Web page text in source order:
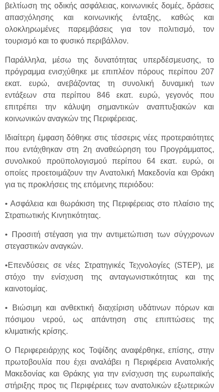
βελτίωση της οδικής ασφάλειας, κοινωνικές δομές, δράσεις
απασχόλησης και κοινωνικής ένταξης, καθώς και
ολοκληρωμένες παρεμβάσεις για τον πολιτισμό, τον
τουρισμό και το φυσικό περιβάλλον.
Παράλληλα, μέσω της δυνατότητας υπερδέσμευσης, το
πρόγραμμα ενισχύθηκε με επιπλέον πόρους περίπου 207
εκατ. ευρώ, ανεβάζοντας τη συνολική δυναμική των
εντάξεων στα περίπου 846 εκατ. ευρώ, γεγονός που
επιτρέπει την κάλυψη σημαντικών αναπτυξιακών και
κοινωνικών αναγκών της Περιφέρειας.
Ιδιαίτερη έμφαση δόθηκε στις τέσσερις νέες προτεραιότητες
που εντάχθηκαν στη 2η αναθεώρηση του Προγράμματος,
συνολικού προϋπολογισμού περίπου 64 εκατ. ευρώ, οι
οποίες προετοιμάζουν την Ανατολική Μακεδονία και Θράκη
για τις προκλήσεις της επόμενης περιόδου:
• Ασφάλεια και θωράκιση της Περιφέρειας στο πλαίσιο της
Στρατιωτικής Κινητικότητας.
• Προσιτή στέγαση για την αντιμετώπιση των σύγχρονων
στεγαστικών αναγκών.
•Επενδύσεις σε νέες Στρατηγικές Τεχνολογίες (STEP), με
στόχο την ενίσχυση της ανταγωνιστικότητας και της
καινοτομίας.
• Βιώσιμη και ανθεκτική διαχείριση υδάτινων πόρων και
πόσιμου νερού, ως απάντηση στις επιπτώσεις της
κλιματικής κρίσης.
Ο Περιφερειάρχης κος Τοψίδης αναφέρθηκε, επίσης, στην
πρωτοβουλία που έχει αναλάβει η Περιφέρεια Ανατολικής
Μακεδονίας και Θράκης για την ενίσχυση της ευρωπαϊκής
στήριξης προς τις Περιφέρειες των ανατολικών εξωτερικών